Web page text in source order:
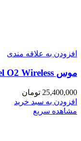
افزودن به علاقه مندی
موس Glorious Model O2 Wireless سفید
25,400,000 تومان
افزودن به سبد خرید
مشاهده سریع